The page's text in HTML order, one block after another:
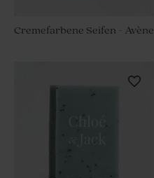
Cremefarbene Seifen - Avène